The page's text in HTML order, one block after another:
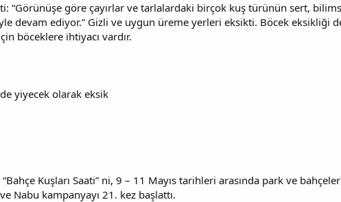
“Görünüşe göre çayırlar ve tarlalardaki birçok kuş türünün sert,
devam ediyor.” Gizli ve uygun üreme yerleri eksikti. Böcek eksikliği
böceklere ihtiyacı vardır.
yiyecek olarak eksik
“Bahçe Kuşları Saati” ni, 9 – 11 Mayıs tarihleri arasında park ve
Nabu kampanyayı 21. kez başlattı.